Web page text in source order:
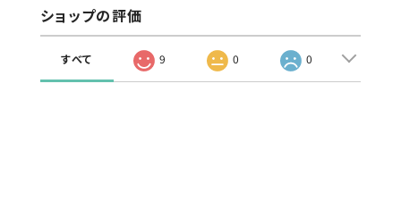
ショップの評価
すべて 9 0 0